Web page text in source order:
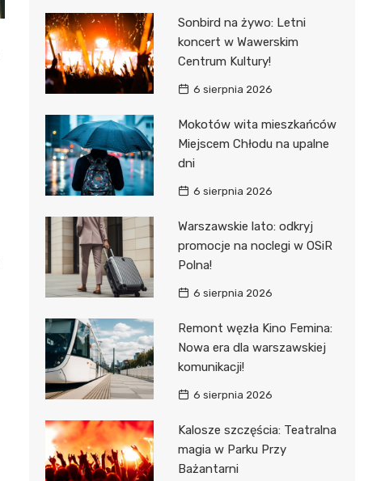
Sonbird na żywo: Letni
koncert w Wawerskim
Centrum Kultury!
6 sierpnia 2026
Mokotów wita mieszkańców
Miejscem Chłodu na upalne
dni
6 sierpnia 2026
Warszawskie lato: odkryj
promocje na noclegi w OSiR
Polna!
6 sierpnia 2026
Remont węzła Kino Femina:
Nowa era dla warszawskiej
komunikacji!
6 sierpnia 2026
Kalosze szczęścia: Teatralna
magia w Parku Przy
Bażantarni